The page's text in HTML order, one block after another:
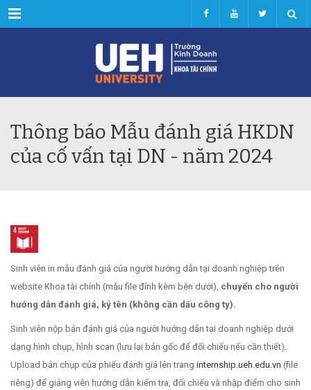
Menu
Thông báo Mẫu đánh giá HKDN
của cố vấn tại DN - năm 2024
Sinh viên in mẫu đánh giá của người hướng dẫn tại doanh nghiệp trên
website Khoa tài chính (mẫu file đính kèm bên dưới), chuyển cho người
hướng dẫn đánh giá, ký tên (không cần dấu công ty).
Sinh viên nộp bản đánh giá của người hướng dẫn tại doanh nghiệp dưới
dạng hình chụp, hình scan (lưu lại bản gốc để đối chiếu nếu cần thiết).
Upload bản chụp của phiếu đánh giá lên trang internship.ueh.edu.vn (file
riêng) để giảng viên hướng dẫn kiểm tra, đối chiếu và nhập điểm cho sinh